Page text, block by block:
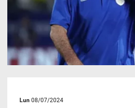
Lun 08/07/2024